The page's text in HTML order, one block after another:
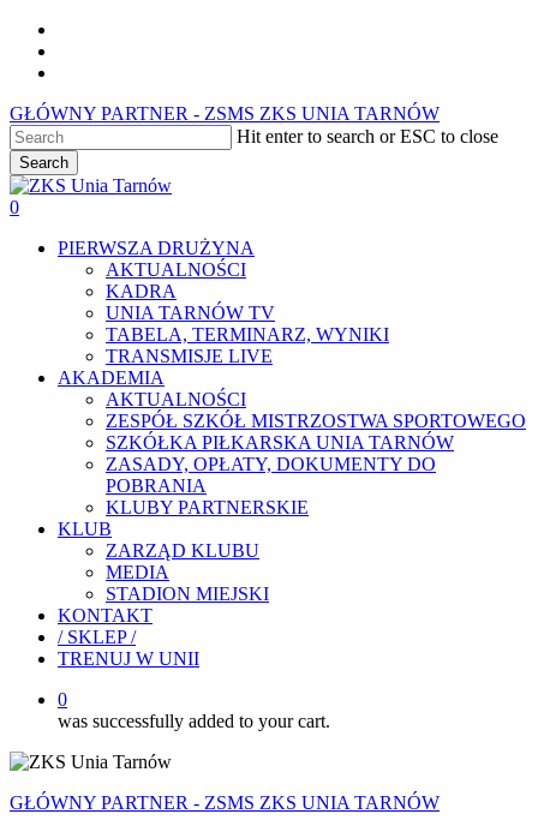
Skip
main
GŁÓWNY PARTNER - ZSMS ZKS UNIA TARNÓW
Hit enter to search or ESC to close
Search
Close
Search
0
PIERWSZA DRUŻYNA
AKTUALNOŚCI
KADRA
UNIA TARNÓW TV
TABELA, TERMINARZ, WYNIKI
TRANSMISJE LIVE
AKADEMIA
AKTUALNOŚCI
ZESPÓŁ SZKÓŁ MISTRZOSTWA SPORTOWEGO
SZKÓŁKA PIŁKARSKA UNIA TARNÓW
ZASADY, OPŁATY, DOKUMENTY DO
POBRANIA
KLUBY PARTNERSKIE
KLUB
ZARZĄD KLUBU
MEDIA
STADION MIEJSKI
KONTAKT
/ SKLEP /
TRENUJ W UNII
0
was successfully added to your cart.
GŁÓWNY PARTNER - ZSMS ZKS UNIA TARNÓW